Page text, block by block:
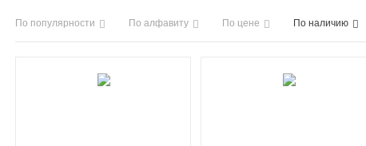
По популярности По алфавиту По цене По наличию